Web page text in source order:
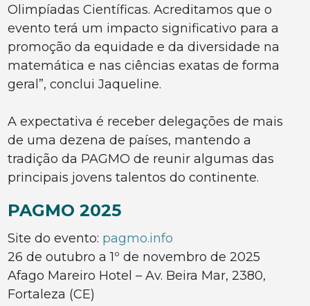
Olimpíadas Científicas. Acreditamos que o
evento terá um impacto significativo para a
promoção da equidade e da diversidade na
matemática e nas ciências exatas de forma
geral”, conclui Jaqueline.
A expectativa é receber delegações de mais
de uma dezena de países, mantendo a
tradição da PAGMO de reunir algumas das
principais jovens talentos do continente.
PAGMO 2025
Site do evento: pagmo.info
26 de outubro a 1º de novembro de 2025
Afago Mareiro Hotel – Av. Beira Mar, 2380,
Fortaleza (CE)